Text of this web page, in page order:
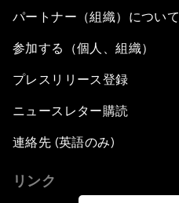
パートナー（組織）について
参加する（個人、組織）
プレスリリース登録
ニュースレター購読
連絡先 (英語のみ)
リンク